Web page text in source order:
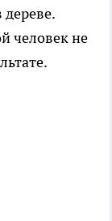
человек не